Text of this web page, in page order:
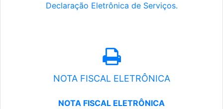
Declaração Eletrônica de Serviços.
NOTA FISCAL ELETRÔNICA
NOTA FISCAL ELETRÔNICA